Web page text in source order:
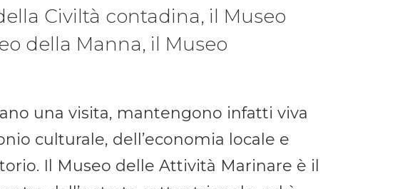
Civiltà contadina, il Museo
della Manna, il Museo
una visita, mantengono infatti viva
culturale, dell’economia locale e
Il Museo delle Attività Marinare è il